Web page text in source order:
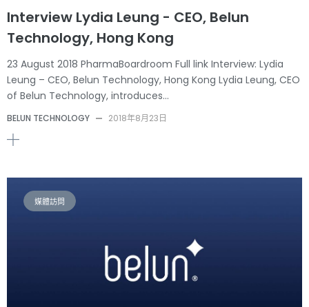
Interview Lydia Leung - CEO, Belun
Technology, Hong Kong
23 August 2018 PharmaBoardroom Full link Interview: Lydia
Leung – CEO, Belun Technology, Hong Kong Lydia Leung, CEO
of Belun Technology, introduces…
BELUN TECHNOLOGY — 2018年8月23日
媒體訪問